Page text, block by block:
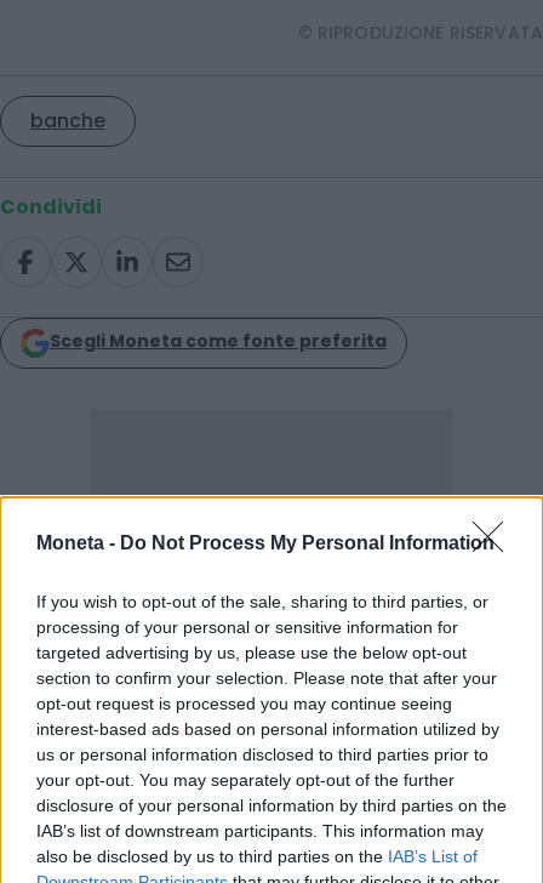
Moneta - Do Not Process My Personal Information
If you wish to opt-out of the sale, sharing to third parties, or
processing of your personal or sensitive information for
targeted advertising by us, please use the below opt-out
section to confirm your selection. Please note that after your
opt-out request is processed you may continue seeing
interest-based ads based on personal information utilized by
us or personal information disclosed to third parties prior to
your opt-out. You may separately opt-out of the further
disclosure of your personal information by third parties on the
IAB’s list of downstream participants. This information may
also be disclosed by us to third parties on the IAB’s List of
© RIPRODUZIONE RISERVATA
banche
Condividi
Scegli Moneta come fonte preferita
LEGGI ANCHE